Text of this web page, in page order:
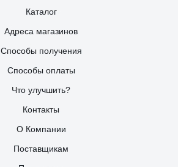
Каталог
Адреса магазинов
Способы получения
Способы оплаты
Что улучшить?
Контакты
О Компании
Поставщикам